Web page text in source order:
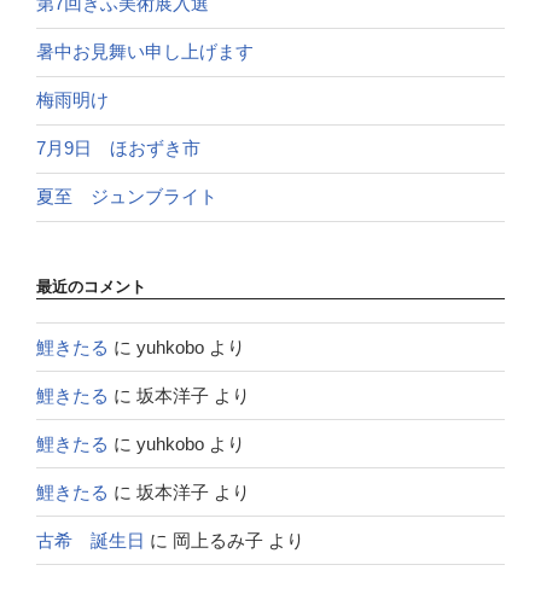
暑中お見舞い申し上げます
梅雨明け
7月9日 ほおずき市
夏至 ジュンブライト
最近のコメント
鯉きたる に yuhkobo より
鯉きたる に 坂本洋子 より
鯉きたる に yuhkobo より
鯉きたる に 坂本洋子 より
古希 誕生日 に 岡上るみ子 より